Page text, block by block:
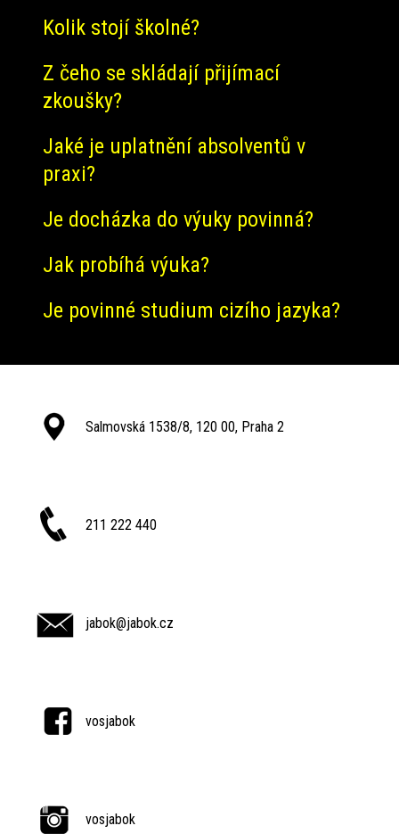
Kolik stojí školné?
Z čeho se skládají přijímací
zkoušky?
Jaké je uplatnění absolventů v
praxi?
Je docházka do výuky povinná?
Jak probíhá výuka?
Je povinné studium cizího jazyka?
Salmovská 1538/8, 120 00, Praha 2
211 222 440
jabok@jabok.cz
vosjabok
vosjabok